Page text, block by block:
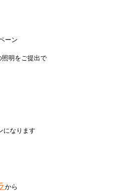
ーン
明をご提出で
になります
から